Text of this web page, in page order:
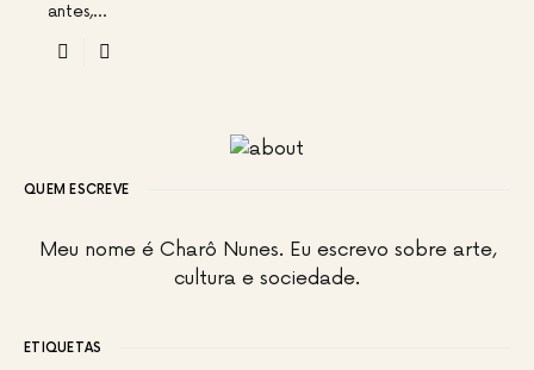
antes,…
QUEM ESCREVE
Meu nome é Charô Nunes. Eu escrevo sobre arte,
cultura e sociedade.
ETIQUETAS